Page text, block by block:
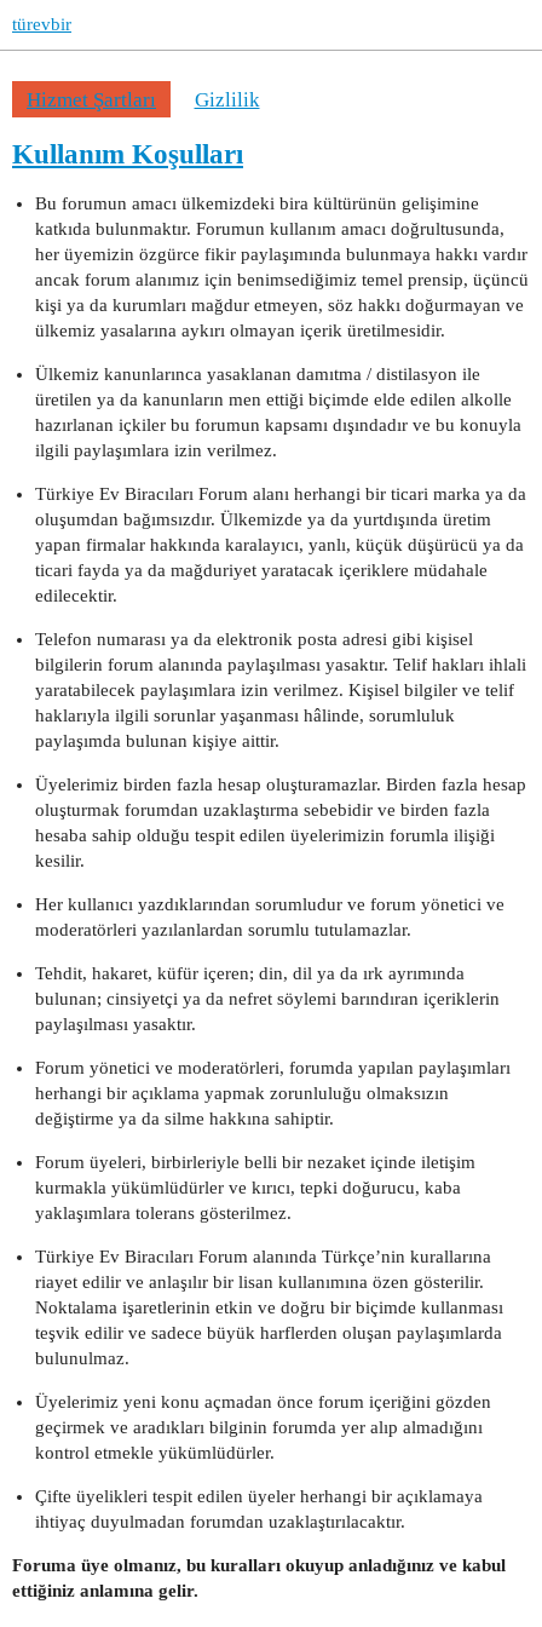
türevbir
Hizmet Şartları Gizlilik
Kullanım Koşulları
Bu forumun amacı ülkemizdeki bira kültürünün gelişimine
katkıda bulunmaktır. Forumun kullanım amacı doğrultusunda,
her üyemizin özgürce fikir paylaşımında bulunmaya hakkı vardır
ancak forum alanımız için benimsediğimiz temel prensip, üçüncü
kişi ya da kurumları mağdur etmeyen, söz hakkı doğurmayan ve
ülkemiz yasalarına aykırı olmayan içerik üretilmesidir.
Ülkemiz kanunlarınca yasaklanan damıtma / distilasyon ile
üretilen ya da kanunların men ettiği biçimde elde edilen alkolle
hazırlanan içkiler bu forumun kapsamı dışındadır ve bu konuyla
ilgili paylaşımlara izin verilmez.
Türkiye Ev Biracıları Forum alanı herhangi bir ticari marka ya da
oluşumdan bağımsızdır. Ülkemizde ya da yurtdışında üretim
yapan firmalar hakkında karalayıcı, yanlı, küçük düşürücü ya da
ticari fayda ya da mağduriyet yaratacak içeriklere müdahale
edilecektir.
Telefon numarası ya da elektronik posta adresi gibi kişisel
bilgilerin forum alanında paylaşılması yasaktır. Telif hakları ihlali
yaratabilecek paylaşımlara izin verilmez. Kişisel bilgiler ve telif
haklarıyla ilgili sorunlar yaşanması hâlinde, sorumluluk
paylaşımda bulunan kişiye aittir.
Üyelerimiz birden fazla hesap oluşturamazlar. Birden fazla hesap
oluşturmak forumdan uzaklaştırma sebebidir ve birden fazla
hesaba sahip olduğu tespit edilen üyelerimizin forumla ilişiği
kesilir.
Her kullanıcı yazdıklarından sorumludur ve forum yönetici ve
moderatörleri yazılanlardan sorumlu tutulamazlar.
Tehdit, hakaret, küfür içeren; din, dil ya da ırk ayrımında
bulunan; cinsiyetçi ya da nefret söylemi barındıran içeriklerin
paylaşılması yasaktır.
Forum yönetici ve moderatörleri, forumda yapılan paylaşımları
herhangi bir açıklama yapmak zorunluluğu olmaksızın
değiştirme ya da silme hakkına sahiptir.
Forum üyeleri, birbirleriyle belli bir nezaket içinde iletişim
kurmakla yükümlüdürler ve kırıcı, tepki doğurucu, kaba
yaklaşımlara tolerans gösterilmez.
Türkiye Ev Biracıları Forum alanında Türkçe’nin kurallarına
riayet edilir ve anlaşılır bir lisan kullanımına özen gösterilir.
Noktalama işaretlerinin etkin ve doğru bir biçimde kullanması
teşvik edilir ve sadece büyük harflerden oluşan paylaşımlarda
bulunulmaz.
Üyelerimiz yeni konu açmadan önce forum içeriğini gözden
geçirmek ve aradıkları bilginin forumda yer alıp almadığını
kontrol etmekle yükümlüdürler.
Çifte üyelikleri tespit edilen üyeler herhangi bir açıklamaya
ihtiyaç duyulmadan forumdan uzaklaştırılacaktır.
Foruma üye olmanız, bu kuralları okuyup anladığınız ve kabul
ettiğiniz anlamına gelir.